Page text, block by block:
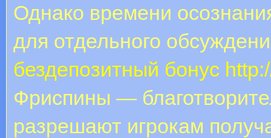
Однако времени
для отдельного
бездепозитный бонус
Фриспины —
разрешают игрокам